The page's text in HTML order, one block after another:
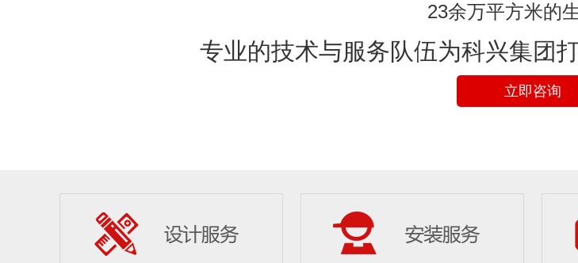
23余万平方米的
专业的技术与服务队伍为科兴集团
立即咨询